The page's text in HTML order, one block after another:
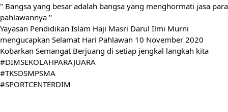
" Bangsa yang besar adalah bangsa yang menghormati jasa para
pahlawannya "
Yayasan Pendidikan Islam Haji Masri Darul Ilmi Murni
mengucapkan Selamat Hari Pahlawan 10 November 2020
Kobarkan Semangat Berjuang di setiap jengkal langkah kita
#DIMSEKOLAHPARAJUARA
#TKSDSMPSMA
#SPORTCENTERDIM